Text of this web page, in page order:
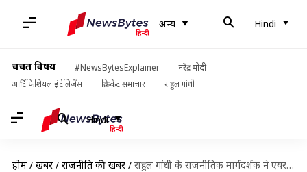
अन्य Hindi
चर्चित विषय #NewsBytesExplainer
नरेंद्र मोदी
आर्टिफिशियल इंटेलिजेंस
क्रिकेट समाचार राहुल गांधी
Hindi
होम / खबरें / राजनीति की खबरें / राहुल गांधी के राजनीतिक मार्गदर्शक ने एयर स्ट्राइक पर किए सवाल, प्रधानमंत्री मोदी ने किया पलटवार